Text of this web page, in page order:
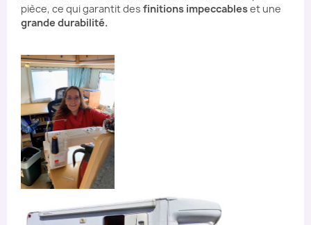
pièce, ce qui garantit des finitions impeccableset une
grande durabilité.